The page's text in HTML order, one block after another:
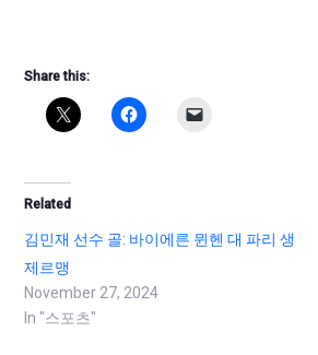
Share this:
Related
김민재 선수 골: 바이에른 뮌헨 대 파리 생
제르맹
November 27, 2024
In "스포츠"